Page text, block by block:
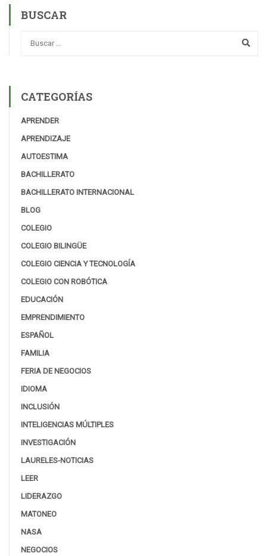
BUSCAR
CATEGORÍAS
APRENDER
APRENDIZAJE
AUTOESTIMA
BACHILLERATO
BACHILLERATO INTERNACIONAL
BLOG
COLEGIO
COLEGIO BILINGÜE
COLEGIO CIENCIA Y TECNOLOGÍA
COLEGIO CON ROBÓTICA
EDUCACIÓN
EMPRENDIMIENTO
ESPAÑOL
FAMILIA
FERIA DE NEGOCIOS
IDIOMA
INCLUSIÓN
INTELIGENCIAS MÚLTIPLES
INVESTIGACIÓN
LAURELES-NOTICIAS
LEER
LIDERAZGO
MATONEO
NASA
NEGOCIOS